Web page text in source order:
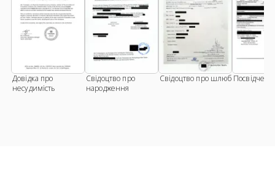
Довідка про
несудимість
Свідоцтво про
народження
Свідоцтво про шлюб